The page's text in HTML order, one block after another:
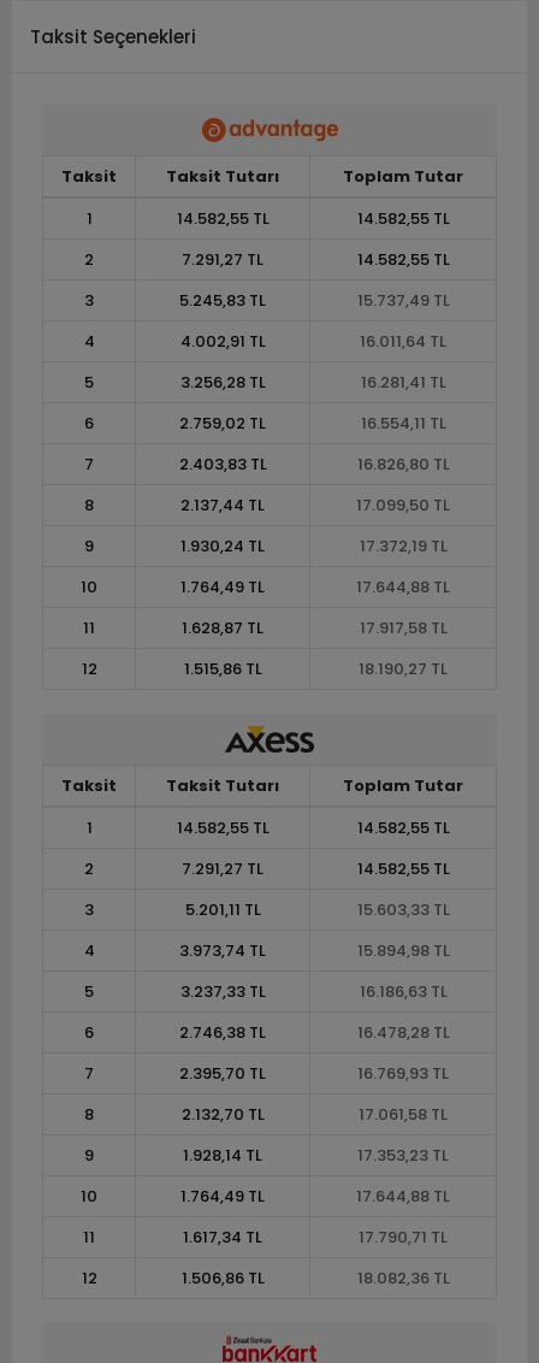
Taksit Seçenekleri
Taksit Taksit Tutarı
Toplam Tutar
1
14.582,55 TL
14.582,55 TL
2
7.291,27 TL
14.582,55 TL
3
5.245,83 TL
15.737,49 TL
4
4.002,91 TL
16.011,64 TL
5
3.256,28 TL
16.281,41 TL
6
2.759,02 TL
16.554,11 TL
7
2.403,83 TL
16.826,80 TL
8
2.137,44 TL
17.099,50 TL
9
1.930,24 TL
17.372,19 TL
10
1.764,49 TL
17.644,88 TL
11
1.628,87 TL
17.917,58 TL
12
1.515,86 TL 18.190,27 TL
Taksit Taksit Tutarı
Toplam Tutar
1
14.582,55 TL
14.582,55 TL
2
7.291,27 TL
14.582,55 TL
3
5.201,11 TL
15.603,33 TL
4
3.973,74 TL
15.894,98 TL
5
3.237,33 TL
16.186,63 TL
6
2.746,38 TL
16.478,28 TL
7
2.395,70 TL
16.769,93 TL
8
2.132,70 TL
17.061,58 TL
9
1.928,14 TL
17.353,23 TL
10
1.764,49 TL
17.644,88 TL
11
1.617,34 TL
17.790,71 TL
12
1.506,86 TL 18.082,36 TL